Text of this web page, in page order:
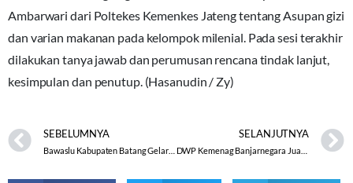
Ambarwari dari Poltekes Kemenkes Jateng tentang Asupan gizi
dan varian makanan pada kelompok milenial. Pada sesi terakhir
dilakukan tanya jawab dan perumusan rencana tindak lanjut,
kesimpulan dan penutup. (Hasanudin / Zy)
SEBELUMNYA
Bawaslu Kabupaten Batang Gelar Kegiatan Bawaslu Mengajar Di Madrasah Aliyah NU 01 Limpung
SELANJUTNYA